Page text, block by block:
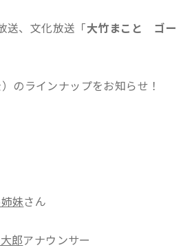
送、文化放送「大竹まこと ゴー
のラインナップをお知らせ！
妹さん
郎アナウンサー